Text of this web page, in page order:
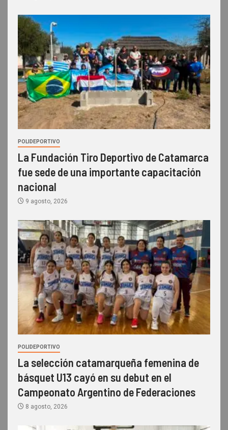
POLIDEPORTIVO
La Fundación Tiro Deportivo de Catamarca
fue sede de una importante capacitación
nacional
9 agosto, 2026
POLIDEPORTIVO
La selección catamarqueña femenina de
básquet U13 cayó en su debut en el
Campeonato Argentino de Federaciones
8 agosto, 2026